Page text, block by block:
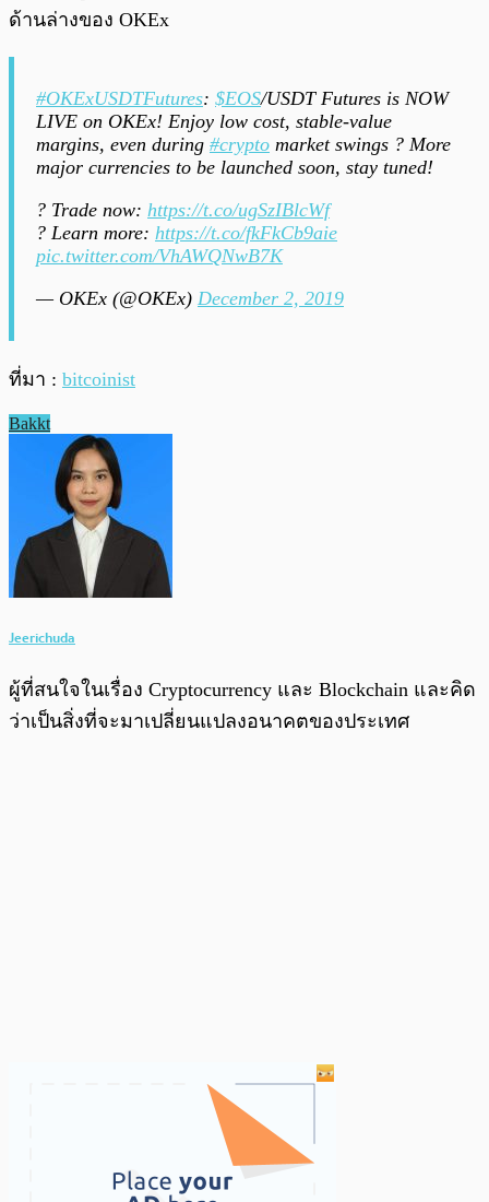
ด้านล่างของ OKEx
#OKExUSDTFutures: $EOS/USDT Futures is NOW
LIVE on OKEx! Enjoy low cost, stable-value
margins, even during #crypto market swings ? More
major currencies to be launched soon, stay tuned!
? Trade now: https://t.co/ugSzIBlcWf
? Learn more: https://t.co/fkFkCb9aie
pic.twitter.com/VhAWQNwB7K
— OKEx (@OKEx) December 2, 2019
ที่มา : bitcoinist
Bakkt
Jeerichuda
ผู้ที่สนใจในเรื่อง Cryptocurrency และ Blockchain และคิด
ว่าเป็นสิ่งที่จะมาเปลี่ยนแปลงอนาคตของประเทศ